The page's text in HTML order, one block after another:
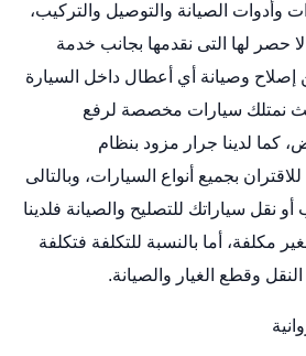
وأدوات الصيانة والتوصيل والتركيب،
حصر لها التى نقدمها بجانب خدمة
إصلاح وصيانة أي أعطال داخل السيارة
نمتلك سيارات مخصصة لرفع
كما لدينا جرار مزود بنظام
بجميع أنواع السيارات، وبالتالى
نقل سياراتك للتصليح والصيانة فلدينا
مكلفة، أما بالنسبة للتكلفة فتكلفة
وقطع الغيار والصيانة.